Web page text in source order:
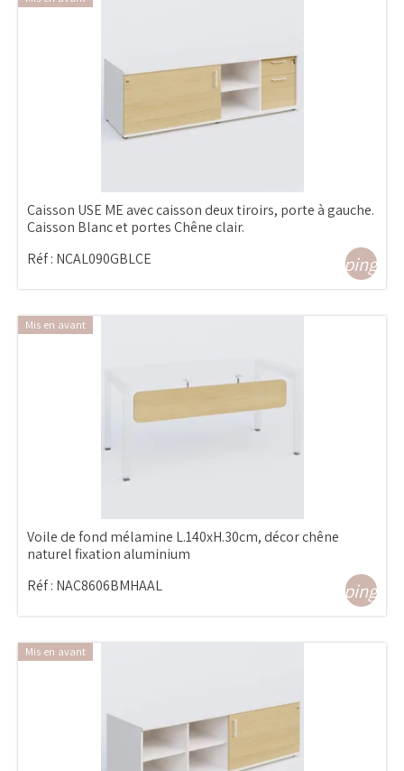
Caisson USE ME avec caisson deux tiroirs, porte à gauche.
Caisson Blanc et portes Chêne clair.
Réf : NCAL090GBLCE
Mis en avant
Voile de fond mélamine L.140xH.30cm, décor chêne
naturel fixation aluminium
Réf : NAC8606BMHAAL
Mis en avant